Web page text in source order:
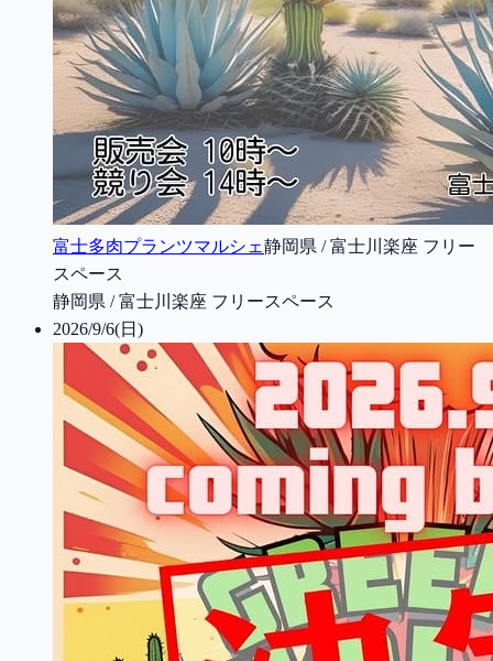
富士多肉プランツマルシェ静岡県 / 富士川楽座 フリー
スペース
静岡県 / 富士川楽座 フリースペース
2026/9/6(日)